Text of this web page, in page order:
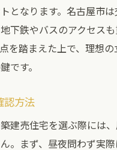
の不動産市場の現状と新
のトレンドと予測
建売住宅のメリット
屋市の人気エリア
変動の要因
建売住宅の最新デザイン
となります。名古屋市
下鉄やバスのアクセス
を踏まえた上で、理想
です。
認方法
建売住宅を選ぶ際には
。まず、昼夜問わず実